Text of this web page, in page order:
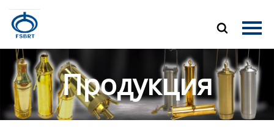

Главная
Продукция
О Нас
Новости
Продукция